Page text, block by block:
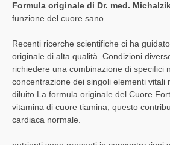
Formula originale di Dr. med.
funzione del cuore sano.
Recenti ricerche scientifiche ci ha
originale di alta qualità. Condizioni
richiedere una combinazione di specifici
concentrazione dei singoli elementi vitali
diluito.La formula originale del Cuore
vitamina di cuore tiamina, questo
cardiaca normale.